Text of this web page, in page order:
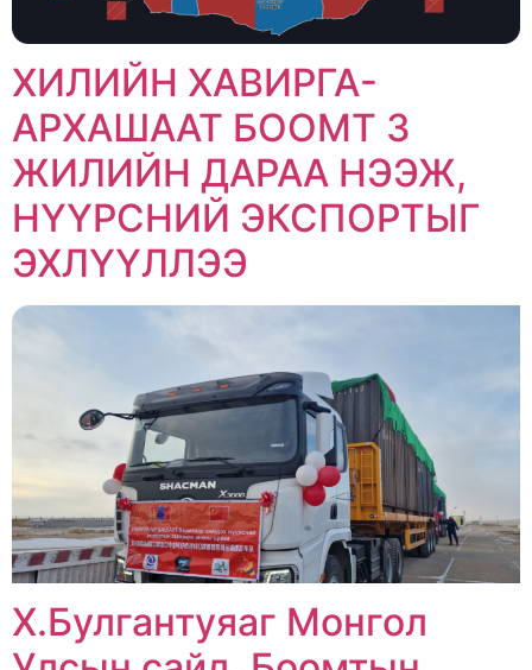
ХИЛИЙН ХАВИРГА-
АРХАШААТ БООМТ 3
ЖИЛИЙН ДАРАА НЭЭЖ,
НҮҮРСНИЙ ЭКСПОРТЫГ
ЭХЛҮҮЛЛЭЭ
Х.Булгантуяаг Монгол